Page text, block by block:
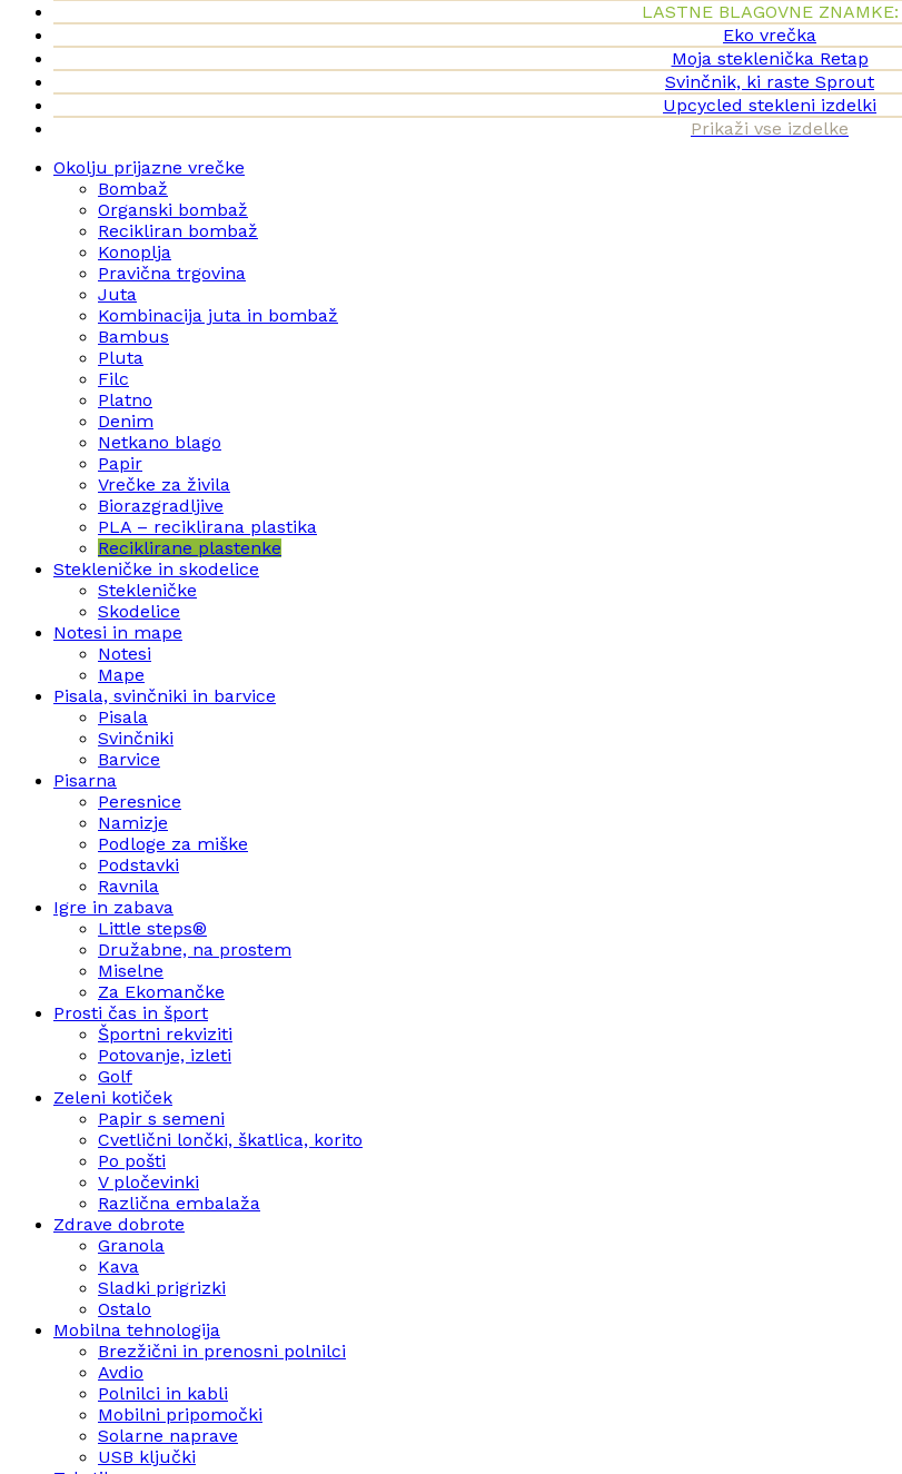
LASTNE BLAGOVNE ZNAMKE:
Eko vrečka
Moja steklenička Retap
Svinčnik, ki raste Sprout
Upcycled stekleni izdelki
Prikaži vse izdelke
Okolju prijazne vrečke
Bombaž
Organski bombaž
Recikliran bombaž
Konoplja
Pravična trgovina
Juta
Kombinacija juta in bombaž
Bambus
Pluta
Filc
Platno
Denim
Netkano blago
Papir
Vrečke za živila
Biorazgradljive
PLA – reciklirana plastika
Reciklirane plastenke
Stekleničke in skodelice
Stekleničke
Skodelice
Notesi in mape
Notesi
Mape
Pisala, svinčniki in barvice
Pisala
Svinčniki
Barvice
Pisarna
Peresnice
Namizje
Podloge za miške
Podstavki
Ravnila
Igre in zabava
Little steps®
Družabne, na prostem
Miselne
Za Ekomančke
Prosti čas in šport
Športni rekviziti
Potovanje, izleti
Golf
Zeleni kotiček
Papir s semeni
Cvetlični lončki, škatlica, korito
Po pošti
V pločevinki
Različna embalaža
Zdrave dobrote
Granola
Kava
Sladki prigrizki
Ostalo
Mobilna tehnologija
Brezžični in prenosni polnilci
Avdio
Polnilci in kabli
Mobilni pripomočki
Solarne naprave
USB ključki